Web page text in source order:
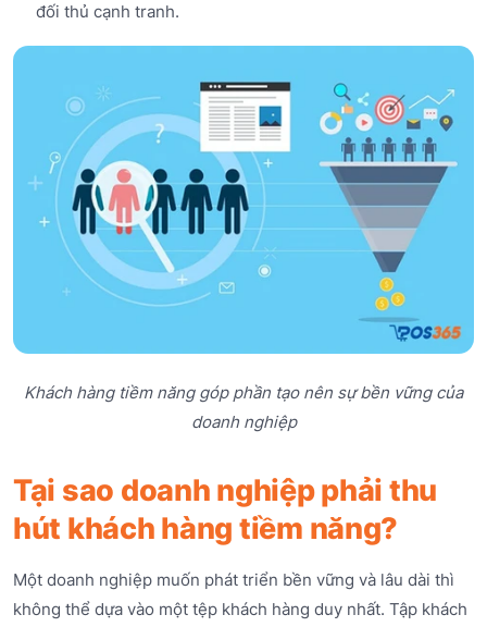
đối thủ cạnh tranh.
Khách hàng tiềm năng góp phần tạo nên sự bền vững của
doanh nghiệp
Tại sao doanh nghiệp phải thu
hút khách hàng tiềm năng?
Một doanh nghiệp muốn phát triển bền vững và lâu dài thì
không thể dựa vào một tệp khách hàng duy nhất. Tập khách